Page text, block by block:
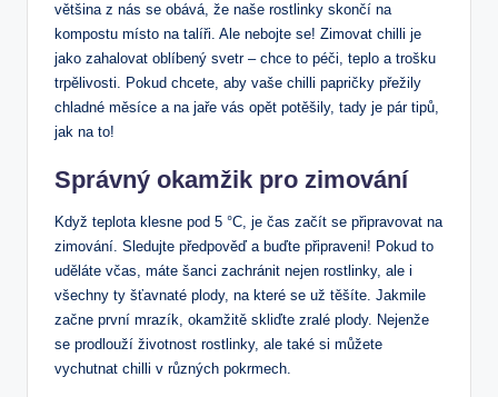
většina z nás se obává, že naše rostlinky skončí na
kompostu místo na talíři. Ale nebojte se! Zimovat chilli je
jako zahalovat oblíbený svetr – chce to péči, teplo a trošku
trpělivosti. Pokud chcete, aby vaše chilli papričky přežily
chladné měsíce a na jaře vás opět potěšily, tady je pár tipů,
jak na to!
Správný okamžik pro zimování
Když teplota klesne pod 5 °C, je čas začít se připravovat na
zimování. Sledujte předpověď a buďte připraveni! Pokud to
uděláte včas, máte šanci zachránit nejen rostlinky, ale i
všechny ty šťavnaté plody, na které se už těšíte. Jakmile
začne první mrazík, okamžitě skliďte zralé plody. Nejenže
se prodlouží životnost rostlinky, ale také si můžete
vychutnat chilli v různých pokrmech.